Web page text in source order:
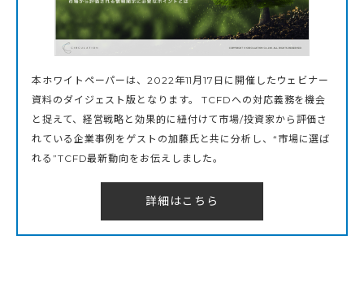
本ホワイトペーパーは、2022年11月17日に開催したウェビナー
資料のダイジェスト版となります。 TCFDへの対応義務を機会
と捉えて、経営戦略と効果的に紐付けて市場/投資家から評価さ
れている企業事例をゲストの加藤氏と共に分析し、“市場に選ば
れる”TCFD最新動向をお伝えしました。
詳細はこちら